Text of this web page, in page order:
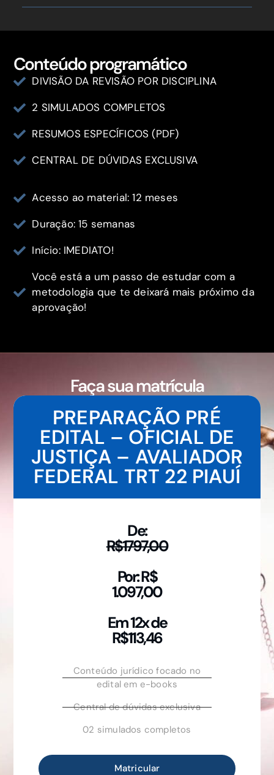
Conteúdo programático
DIVISÃO DA REVISÃO POR DISCIPLINA
2 SIMULADOS COMPLETOS
RESUMOS ESPECÍFICOS (PDF)
CENTRAL DE DÚVIDAS EXCLUSIVA
Acesso ao material: 12 meses
Duração: 15 semanas
Início: IMEDIATO!
Você está a um passo de estudar com a
metodologia que te deixará mais próximo da
aprovação!
Faça sua matrícula
PREPARAÇÃO PRÉ
EDITAL – OFICIAL DE
JUSTIÇA – AVALIADOR
FEDERAL TRT 22 PIAUÍ
De:
R$1797,00
Por: R$
1.097,00
Em 12x de
R$113,46
Conteúdo jurídico focado no
edital em e-books
Central de dúvidas exclusiva
02 simulados completos
Matricular